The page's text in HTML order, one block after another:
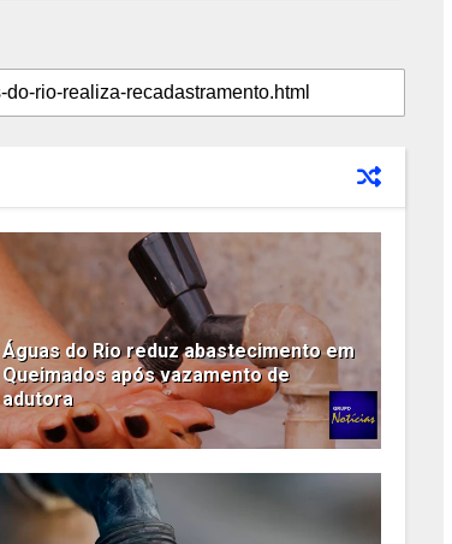
Águas do Rio reduz abastecimento em
Queimados após vazamento de
adutora